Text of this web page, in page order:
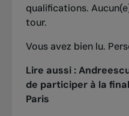
qualifications.
tour.
Vous avez bien lu.
Lire aussi :
de participer à la
Paris